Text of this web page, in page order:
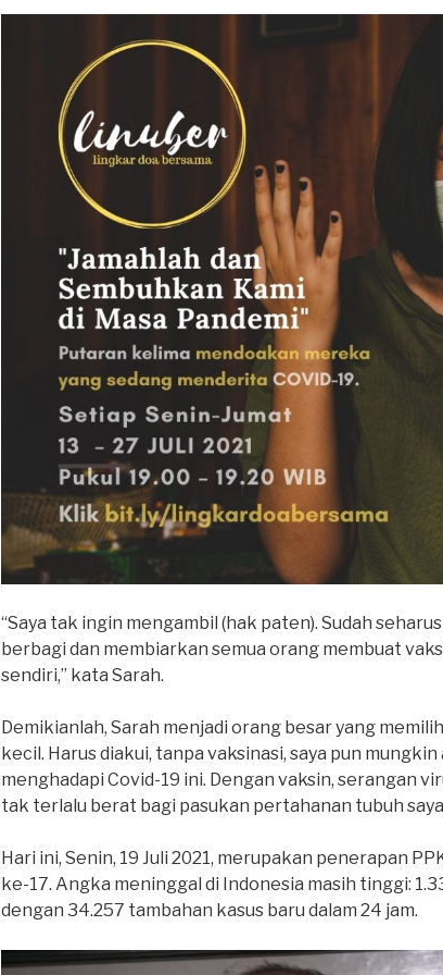
“Saya tak ingin mengambil (hak paten). Sudah
berbagi dan membiarkan semua orang membuat
sendiri,” kata Sarah.
Demikianlah, Sarah menjadi orang besar yang
kecil. Harus diakui, tanpa vaksinasi, saya pun
menghadapi Covid-19 ini. Dengan vaksin, serangan
tak terlalu berat bagi pasukan pertahanan tubuh
Hari ini, Senin, 19 Juli 2021, merupakan penerapan
ke-17. Angka meninggal di Indonesia masih tinggi:
dengan 34.257 tambahan kasus baru dalam 24 jam.